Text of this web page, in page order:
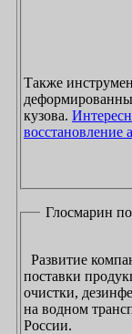
Также
кузова.
Глосмарин
Развитие
поставки
очистки,
на водном транспорте в города
России.